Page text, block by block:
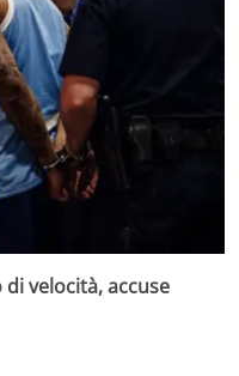
velocità, accuse